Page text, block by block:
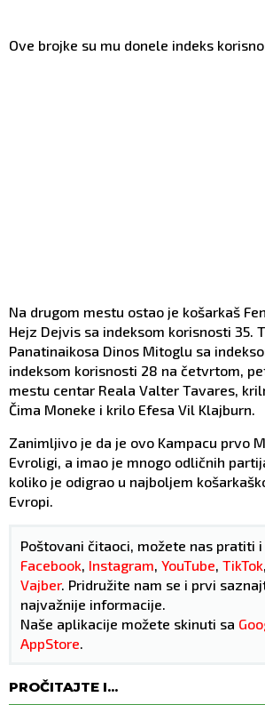
Ove brojke su mu donele indeks
Na drugom mestu ostao je košarkaš
Hejz Dejvis sa indeksom korisnosti 35.
Panatinaikosa Dinos Mitoglu sa
indeksom korisnosti 28 na četvrtom,
mestu centar Reala Valter Tavares,
Čima Moneke i krilo Efesa Vil Klajburn.
Zanimljivo je da je ovo Kampacu prvo
Evroligi, a imao je mnogo odličnih
koliko je odigrao u najboljem
Evropi.
Poštovani čitaoci, možete nas pratiti
Facebook Instagram YouTube TikTok
Vajber. Pridružite nam se i prvi
najvažnije informacije.
Naše aplikacije možete skinuti sa
AppStore
PROČITAJTE I...